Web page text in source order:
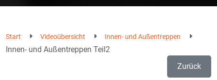
Start Videoübersicht Innen- und Außentreppen
Innen- und Außentreppen Teil2
Zurück